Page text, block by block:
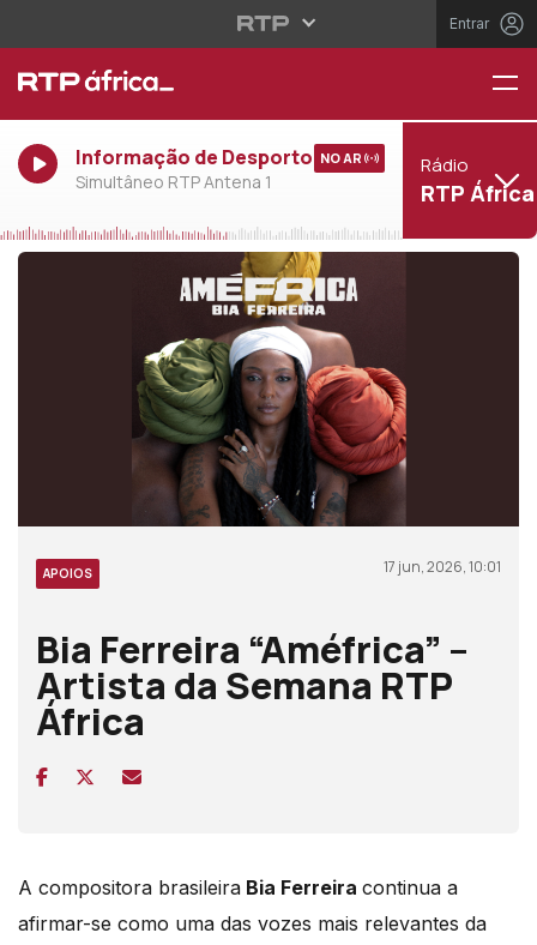
Entrar
Informação de Desporto
Simultâneo RTP Antena 1
NO AR Rádio
RTP África
APOIOS 17 jun, 2026, 10:01
Bia Ferreira “Améfrica” –
Artista da Semana RTP
África
A compositora brasileira Bia Ferreira continua a
afirmar-se como uma das vozes mais relevantes da